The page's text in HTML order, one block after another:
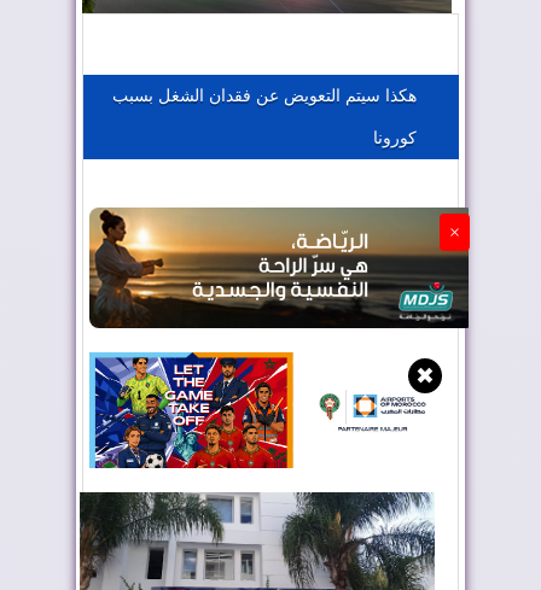
الجزائر تستسلم لفرنسا
هكذا سيتم التعويض عن فقدان الشغل بسبب
كورونا
×
✖